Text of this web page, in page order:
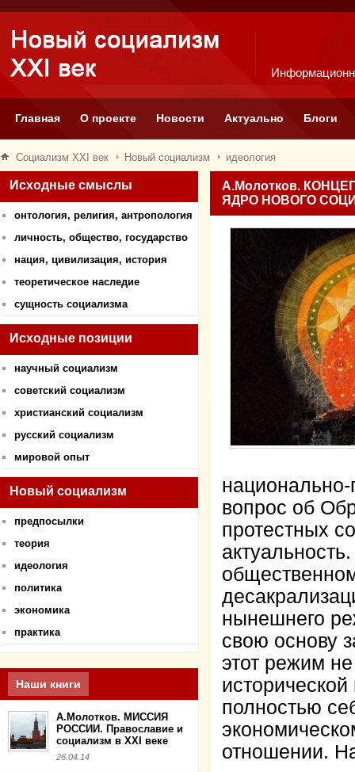
Главная О проекте Новости Актуально Блоги
Социализм XXI век Новый социализм идеология
Исходные смыслы
онтология, религия, антропология
личность, общество, государство
нация, цивилизация, история
теоретическое наследие
сущность социализма
Исходные позиции
научный социализм
советский социализм
христианский социализм
русский социализм
мировой опыт
Новый социализм
предпосылки
теория
идеология
политика
экономика
практика
Наши книги
А.Молотков. МИССИЯ
РОССИИ. Православие и
социализм в XXI веке
26.04.14
А.Молотков.
ЯДРО НОВОГО
национально-
вопрос об
протестных
нынешнего
свою основу
этот режим
полностью
отношении.